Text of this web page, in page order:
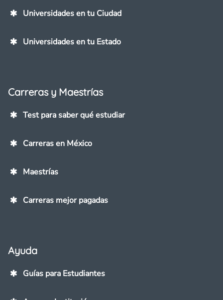
Universidades en tu Ciudad
Universidades en tu Estado
Carreras y Maestrías
Test para saber qué estudiar
Carreras en México
Maestrías
Carreras mejor pagadas
Ayuda
Guías para Estudiantes